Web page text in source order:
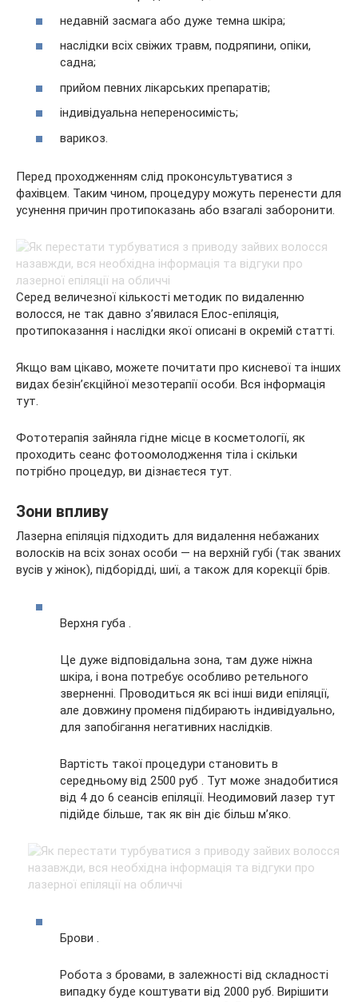
недавній засмага або дуже темна шкіра;
наслідки всіх свіжих травм, подряпини, опіки,
садна;
прийом певних лікарських препаратів;
індивідуальна непереносимість;
варикоз.
Перед проходженням слід проконсультуватися з
фахівцем. Таким чином, процедуру можуть перенести для
усунення причин протипоказань або взагалі заборонити.
Серед величезної кількості методик по видаленню
волосся, не так давно з’явилася Елос-епіляція,
протипоказання і наслідки якої описані в окремій статті.
Якщо вам цікаво, можете почитати про кисневої та інших
видах безін’єкційної мезотерапії особи. Вся інформація
тут.
Фототерапія зайняла гідне місце в косметології, як
проходить сеанс фотоомолодження тіла і скільки
потрібно процедур, ви дізнаєтеся тут.
Зони впливу
Лазерна епіляція підходить для видалення небажаних
волосків на всіх зонах особи — на верхній губі (так званих
вусів у жінок), підборідді, шиї, а також для корекції брів.
Верхня губа .
Це дуже відповідальна зона, там дуже ніжна
шкіра, і вона потребує особливо ретельного
зверненні. Проводиться як всі інші види епіляції,
але довжину променя підбирають індивідуально,
для запобігання негативних наслідків.
Вартість такої процедури становить в
середньому від 2500 руб . Тут може знадобитися
від 4 до 6 сеансів епіляції. Неодимовий лазер тут
підійде більше, так як він діє більш м’яко.
Брови .
Робота з бровами, в залежності від складності
випадку буде коштувати від 2000 руб. Вирішити